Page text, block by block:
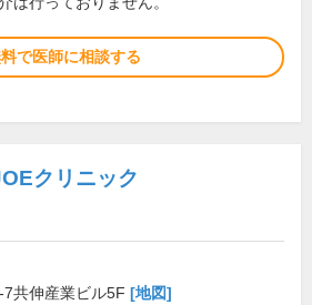
で医師に相談する
クリニック
共伸産業ビル5F [地図]